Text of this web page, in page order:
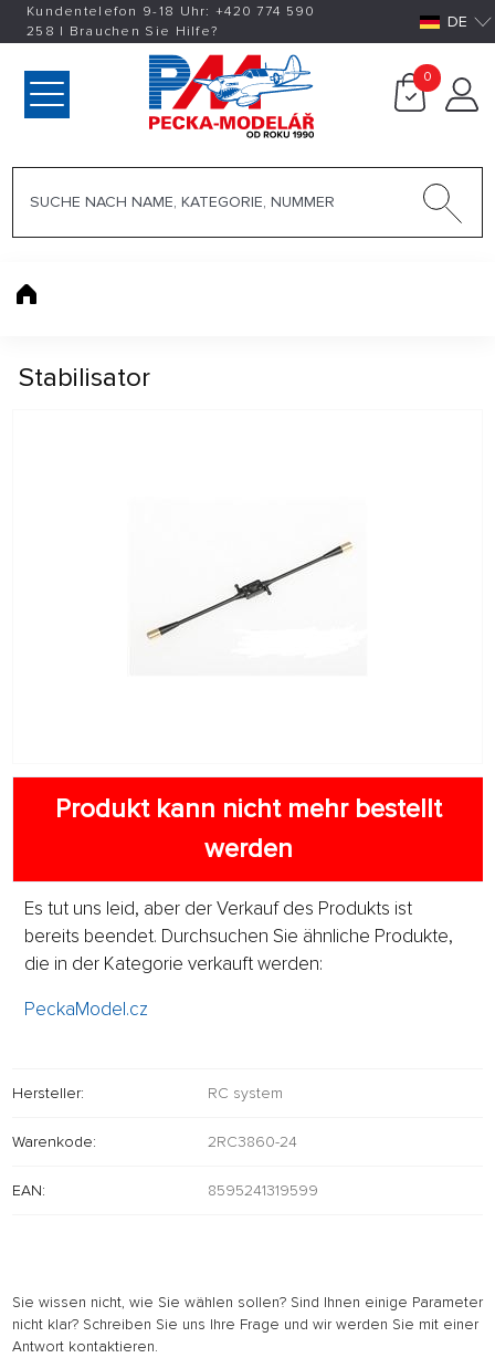
Kundentelefon 9-18 Uhr: +420774 590
258 | Brauchen Sie Hilfe? DE
0
Stabilisator
Produkt kann nicht mehr bestellt
werden
Es tut uns leid, aber der Verkauf des Produkts ist
bereits beendet. Durchsuchen Sie ähnliche Produkte,
die in der Kategorie verkauft werden:
PeckaModel.cz
Hersteller: RC system
Warenkode: 2RC3860-24
EAN: 8595241319599
Sie wissen nicht, wie Sie wählen sollen? Sind Ihnen einige Parameter
nicht klar? Schreiben Sie uns Ihre Frage und wir werden Sie mit einer
Antwort kontaktieren.